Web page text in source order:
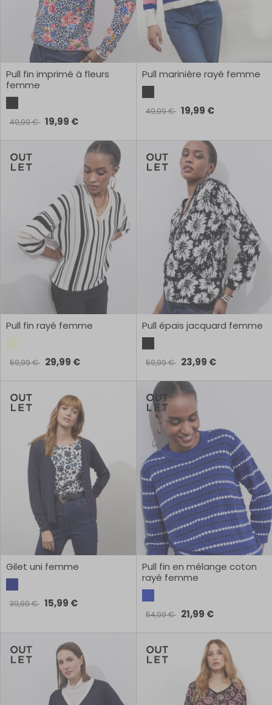
Pull fin imprimé à fleurs
femme
49,99 € 19,99 €
Pull marinière rayé femme
49,99 € 19,99 €
Pull fin rayé femme
59,99 € 29,99 €
Pull épais jacquard femme
59,99 € 23,99 €
Gilet uni femme
39,99 € 15,99 €
Pull fin en mélange coton
rayé femme
54,99 € 21,99 €